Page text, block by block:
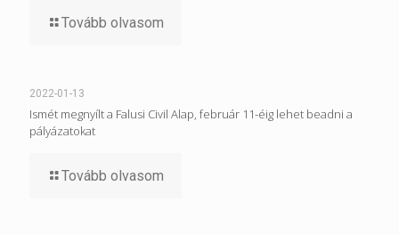
Tovább olvasom
2022-01-13
Ismét megnyílt a Falusi Civil Alap, február 11-éig lehet beadni a
pályázatokat
Tovább olvasom